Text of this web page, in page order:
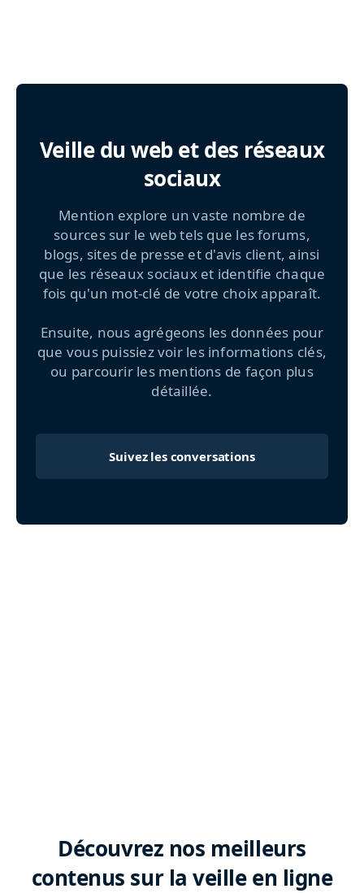
Veille du web et des réseaux
sociaux
Mention explore un vaste nombre de
sources sur le web tels que les forums,
blogs, sites de presse et d'avis client, ainsi
que les réseaux sociaux et identifie chaque
fois qu'un mot-clé de votre choix apparaît.
Ensuite, nous agrégeons les données pour
que vous puissiez voir les informations clés,
ou parcourir les mentions de façon plus
détaillée.
Suivez les conversations
Découvrez nos meilleurs
contenus sur la veille en ligne